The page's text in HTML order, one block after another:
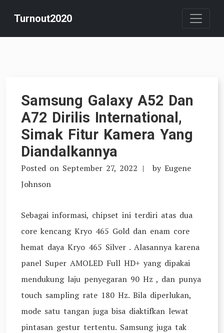
content
Turnout2020
Samsung Galaxy A52 Dan
A72 Dirilis International,
Simak Fitur Kamera Yang
Diandalkannya
Posted on September 27, 2022 by Eugene
Johnson
Sebagai informasi, chipset ini terdiri atas dua
core kencang Kryo 465 Gold dan enam core
hemat daya Kryo 465 Silver . Alasannya karena
panel Super AMOLED Full HD+ yang dipakai
mendukung laju penyegaran 90 Hz , dan punya
touch sampling rate 180 Hz. Bila diperlukan,
mode satu tangan juga bisa diaktifkan lewat
pintasan gestur tertentu. Samsung juga tak